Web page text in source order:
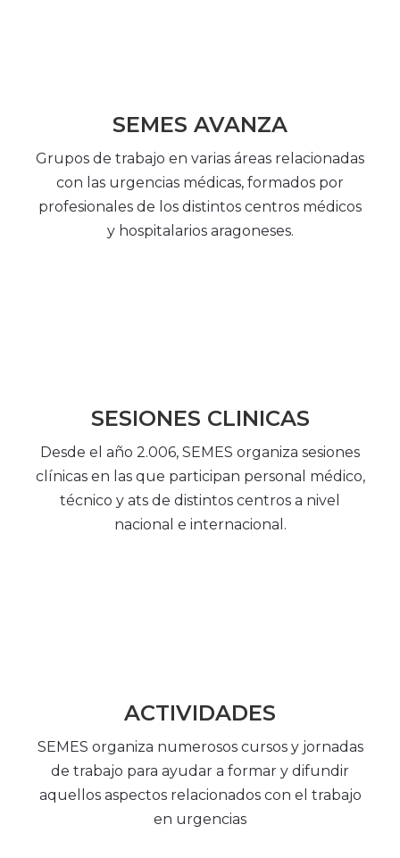
SEMES AVANZA
Grupos de trabajo en varias áreas relacionadas
con las urgencias médicas, formados por
profesionales de los distintos centros médicos
y hospitalarios aragoneses.
SESIONES CLINICAS
Desde el año 2.006, SEMES organiza sesiones
clínicas en las que participan personal médico,
técnico y ats de distintos centros a nivel
nacional e internacional.
ACTIVIDADES
SEMES organiza numerosos cursos y jornadas
de trabajo para ayudar a formar y difundir
aquellos aspectos relacionados con el trabajo
en urgencias